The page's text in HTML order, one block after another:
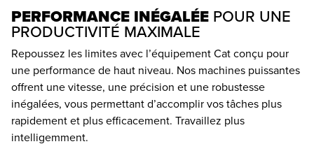
PERFORMANCE INÉGALÉE POUR UNE
PRODUCTIVITÉ MAXIMALE
Repoussez les limites avec l’équipement Cat conçu pour
une performance de haut niveau. Nos machines puissantes
offrent une vitesse, une précision et une robustesse
inégalées, vous permettant d’accomplir vos tâches plus
rapidement et plus efficacement. Travaillez plus
intelligemment.